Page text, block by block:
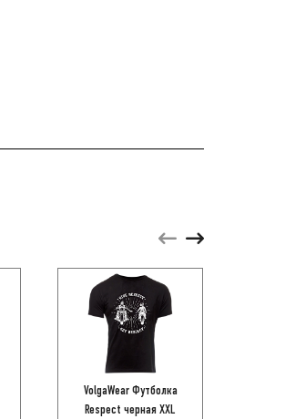
VolgaWear Футболка
Respect черная XXL